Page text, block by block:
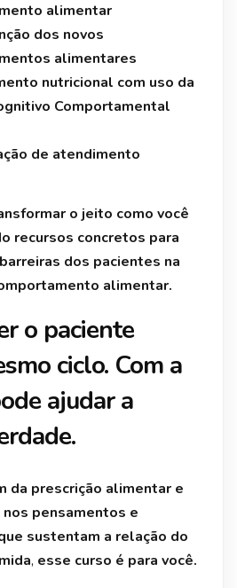
alimentar
dos novos
alimentares
nutricional com uso da
Comportamental
de atendimento
o jeito como você
recursos concretos para
dos pacientes na
alimentar.
o paciente
ciclo. Com a
ajudar a
da prescrição alimentar e
pensamentos e
sustentam a relação do
, esse curso é para você.